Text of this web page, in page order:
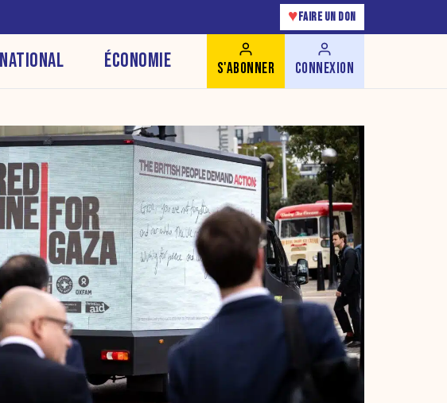
♥ FAIRE UN DON
ÉCONOMIE S'ABONNER CONNEXION